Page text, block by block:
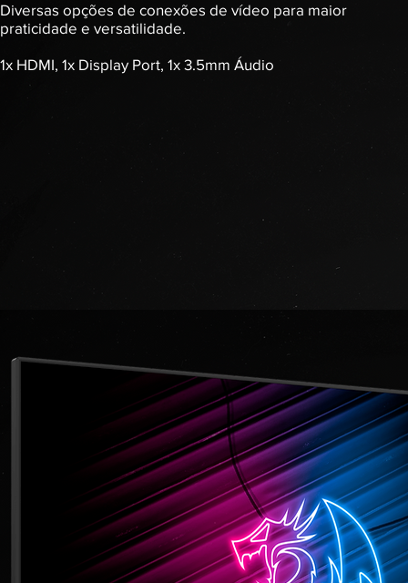
Diversas opções de conexões de vídeo para maior
praticidade e versatilidade.
1x HDMI, 1x Display Port, 1x 3.5mm Áudio